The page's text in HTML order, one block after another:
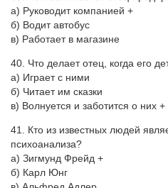
а) Руководит компанией +
б) Водит автобус
в) Работает в магазине
40. Что делает отец, когда его
а) Играет с ними
б) Читает им сказки
в) Волнуется и заботится о них +
41. Кто из известных людей
психоанализа?
а) Зигмунд Фрейд +
б) Карл Юнг